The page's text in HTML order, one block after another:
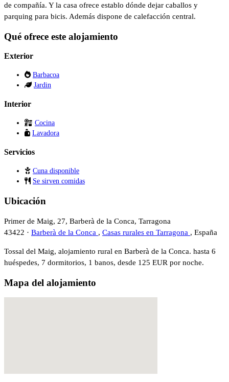
de compañía. Y la casa ofrece establo dónde dejar caballos y
parquing para bicis. Además dispone de calefacción central.
Qué ofrece este alojamiento
Exterior
Barbacoa
Jardin
Interior
Cocina
Lavadora
Servicios
Cuna disponible
Se sirven comidas
Ubicación
Primer de Maig, 27, Barberà de la Conca, Tarragona
43422 · Barberà de la Conca , Casas rurales en Tarragona , España
Tossal del Maig, alojamiento rural en Barberà de la Conca. hasta 6
huéspedes, 7 dormitorios, 1 banos, desde 125 EUR por noche.
Mapa del alojamiento